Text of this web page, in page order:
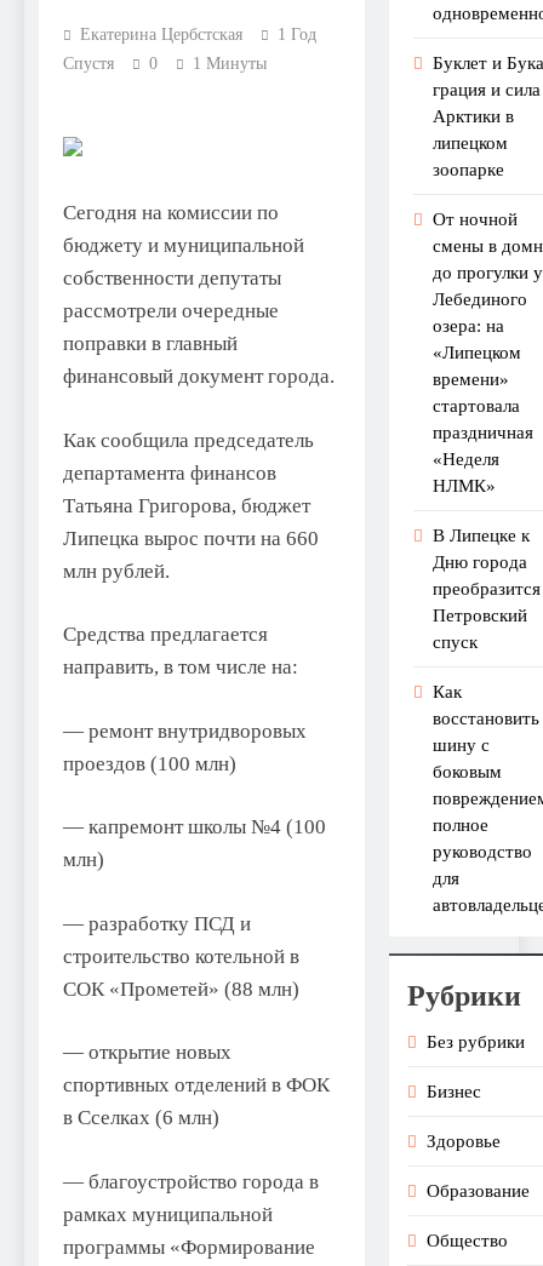
Екатерина Цербстская
1 Год
Спустя
0 1 Минуты
Сегодня на комиссии по
бюджету и муниципальной
собственности депутаты
рассмотрели очередные
поправки в главный
финансовый документ города.
Как сообщила председатель
департамента финансов
Татьяна Григорова, бюджет
Липецка вырос почти на 660
млн рублей.
Средства предлагается
направить, в том числе на:
— ремонт внутридворовых
проездов (100 млн)
— капремонт школы №4 (100
млн)
— разработку ПСД и
строительство котельной в
СОК «Прометей» (88 млн)
— открытие новых
спортивных отделений в ФОК
в Сселках (6 млн)
— благоустройство города в
рамках муниципальной
программы «Формирование
Буклет и
грация и сила
Арктики в
липецком
зоопарке
От ночной
смены в
до прогулки у
Лебединого
озера: на
«Липецком
времени»
стартовала
праздничная
«Неделя
НЛМК»
В Липецке к
Дню города
преобразится
Петровский
спуск
Как
восстановить
шину с
боковым
полное
руководство
для
Рубрики
Без рубрики
Бизнес
Здоровье
Образование
Общество